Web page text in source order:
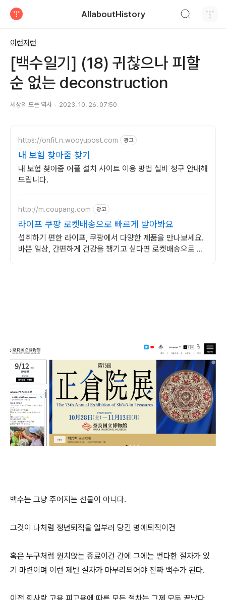
AllaboutHistory
이런저런
[백수일기] (18) 귀찮으나 피할
순 없는 deconstruction
세상의 모든 역사 2023. 10. 26. 07:50
https://onfit.n.wooyupost.com 광고
내 보험 찾아줌 찾기
내 보험 찾아줌 어플 설치 사이트 이용 방법 실비 청구 안내해
드립니다.
http://m.coupang.com 광고
라이프 쿠팡 로켓배송으로 빠르게 받아봐요
섭취하기 편한 라이프, 쿠팡에서 다양한 제품을 만나보세요.
바쁜 일상, 간편하게 건강을 챙기고 싶다면 로켓배송으로 받
백수는 그냥 주어지는 선물이 아니다.
그것이 나처럼 정년퇴직을 일부러 당긴 명예퇴직이건
혹은 누구처럼 원치않는 종료이건 간에 그에는 번다한 절차가 있
기 마련이며 이런 제반 절차가 마무리되어야 진짜 백수가 된다.